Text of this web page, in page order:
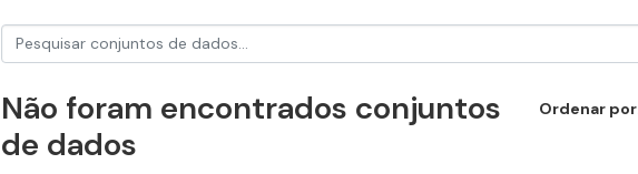
Ordenar por
Não foram encontrados conjuntos
de dados